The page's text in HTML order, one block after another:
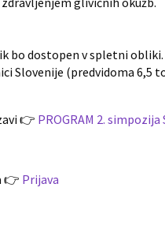
bo dostopen v spletni obliki.
Slovenije (predvidoma 6,5
👉 PROGRAM 2. simpozija
👉 Prijava